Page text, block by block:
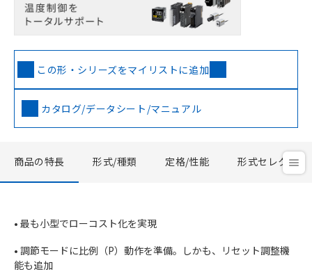
この形・シリーズをマイリストに追加
カタログ/データシート/マニュアル
商品の特長 形式/種類 定格/性能 形式セレクタ
• 最も小型でローコスト化を実現
• 調節モードに比例（P）動作を準備。しかも、リセット調整機
能も追加